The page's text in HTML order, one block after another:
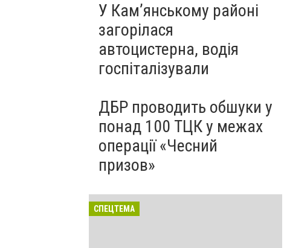
У Кам’янському районі
загорілася
автоцистерна, водія
госпіталізували
ДБР проводить обшуки у
понад 100 ТЦК у межах
операції «Чесний
призов»
СПЕЦТЕМА